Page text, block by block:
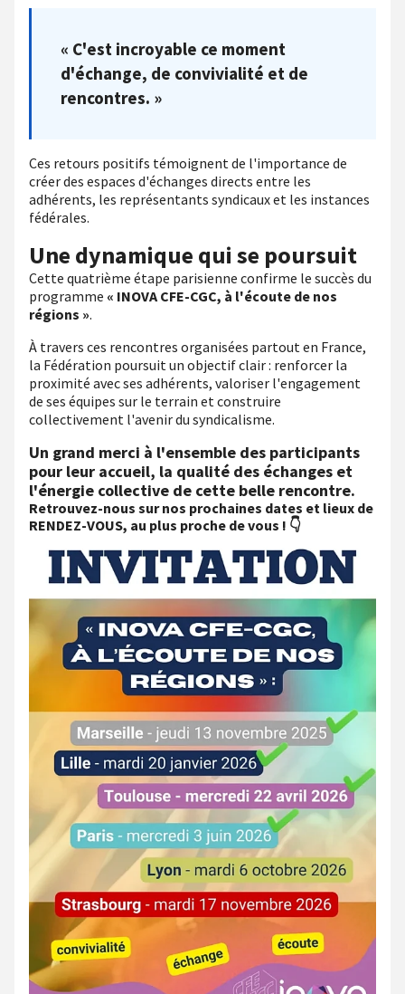
« C'est incroyable ce moment
d'échange, de convivialité et de
rencontres. »
Ces retours positifs témoignent de l'importance de
créer des espaces d'échanges directs entre les
adhérents, les représentants syndicaux et les instances
fédérales.
Une dynamique qui se poursuit
Cette quatrième étape parisienne confirme le succès du
programme « INOVA CFE-CGC, à l'écoute de nos
régions ».
À travers ces rencontres organisées partout en France,
la Fédération poursuit un objectif clair : renforcer la
proximité avec ses adhérents, valoriser l'engagement
de ses équipes sur le terrain et construire
collectivement l'avenir du syndicalisme.
Un grand merci à l'ensemble des participants
pour leur accueil, la qualité des échanges et
l'énergie collective de cette belle rencontre.
Retrouvez-nous sur nos prochaines dates et lieux de
RENDEZ-VOUS, au plus proche de vous ! 👇